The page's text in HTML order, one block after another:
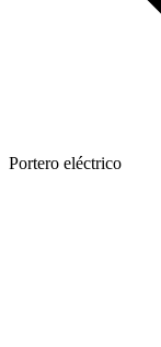
Portero eléctrico